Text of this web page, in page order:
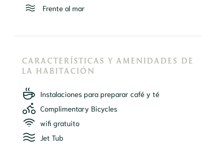
Frente al mar
CARACTERÍSTICAS Y AMENIDADES DE
LA HABITACIÓN
Instalaciones para preparar café y té
Complimentary Bicycles
wifi gratuito
Jet Tub